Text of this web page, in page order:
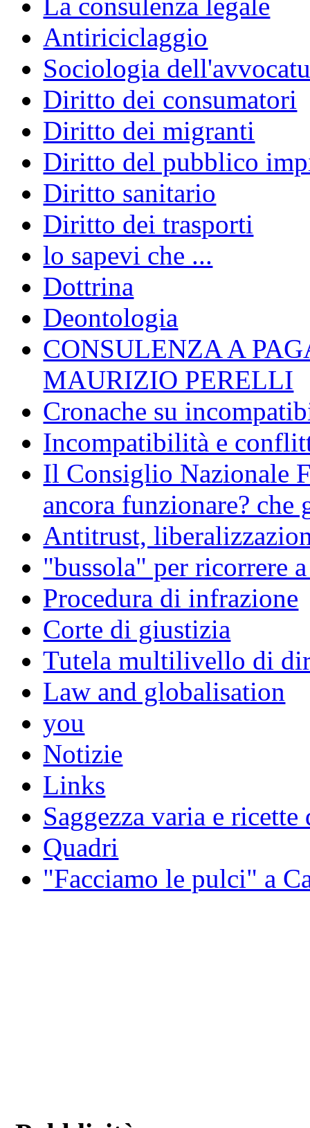
La consulenza legale
Antiriciclaggio
Sociologia
Diritto dei consumatori
Diritto dei migranti
Diritto del pubblico
Diritto sanitario
Diritto dei trasporti
lo sapevi che ...
Dottrina
Deontologia
CONSULENZA A
MAURIZIO PERELLI
Cronache su
Incompatibilità e
Il Consiglio Nazionale
ancora funzionare? che
Antitrust,
"bussola" per ricorrere
Procedura di infrazione
Corte di giustizia
Tutela multilivello di
Law and globalisation
you
Notizie
Links
Saggezza varia e
Quadri
"Facciamo le pulci" a